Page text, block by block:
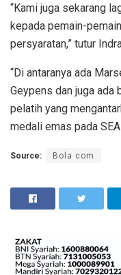
“Kami juga sekarang
kepada pemain-
persyaratan,” tutur
“Di antaranya ada
Geypens dan juga ada
pelatih yang
medali emas pada
Source: Bola com